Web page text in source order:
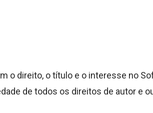
o direito, o título e o interesse no
de todos os direitos de autor e